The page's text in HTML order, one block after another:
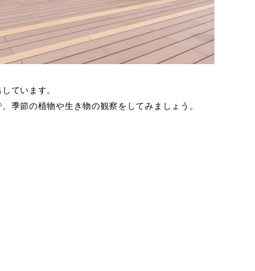
ています。
季節の植物や生き物の観察をしてみましょう。